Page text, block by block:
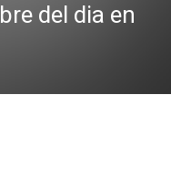
del dia en